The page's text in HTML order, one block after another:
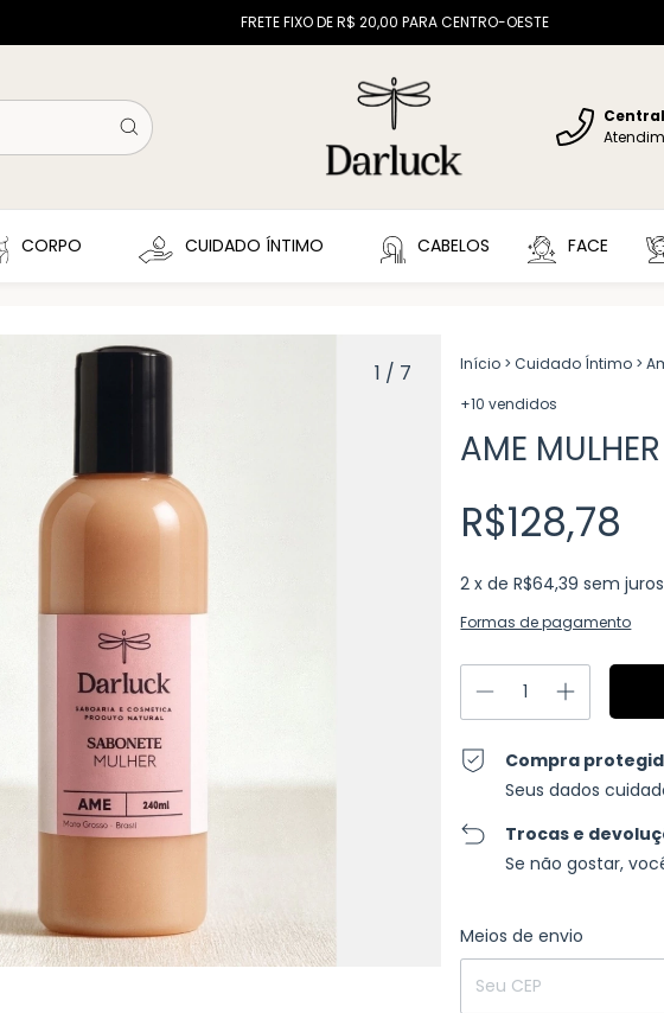
FRETE FIXO DE R$ 20,00 PARA CENTRO-OESTE
CORPO CUIDADO ÍNTIMO CABELOS FACE
1 / 7 Início > Cuidado Íntimo >
+10 vendidos
AME
R$128,78
2 x deR$64,39 sem juros
Formas de pagamento
Compra
Seus dados
Trocas e
Se não gostar,
Entregas para o CEP:
Meios de envio